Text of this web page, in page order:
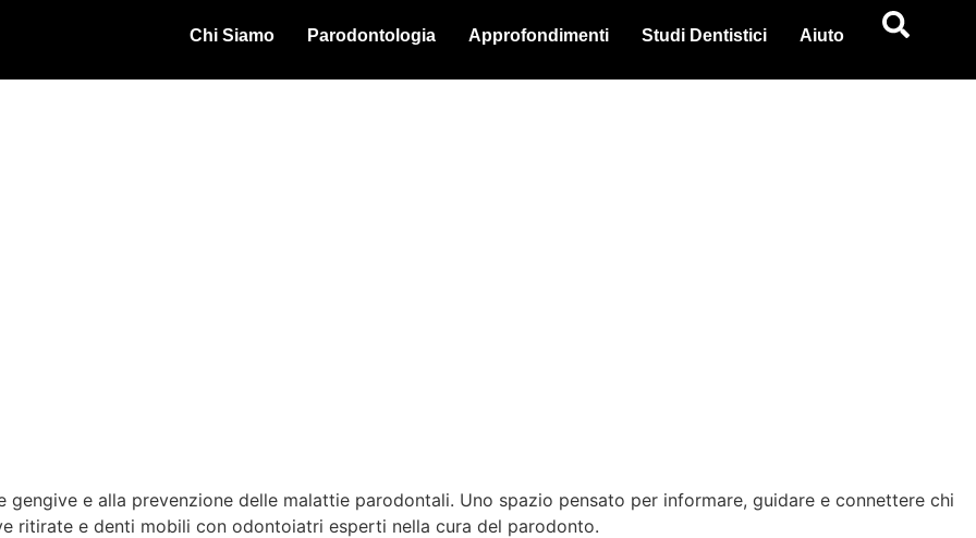
Chi Siamo Parodontologia Approfondimenti Studi Dentistici Aiuto
gengive e alla prevenzione delle malattie parodontali. Uno spazio pensato per informare, guidare e connettere chi
ritirate e denti mobili con odontoiatri esperti nella cura del parodonto.